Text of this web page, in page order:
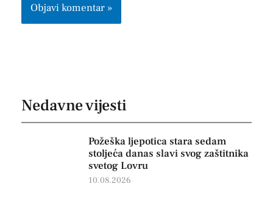
Nedavne vijesti
Požeška ljepotica stara sedam
stoljeća danas slavi svog zaštitnika
svetog Lovru
10.08.2026